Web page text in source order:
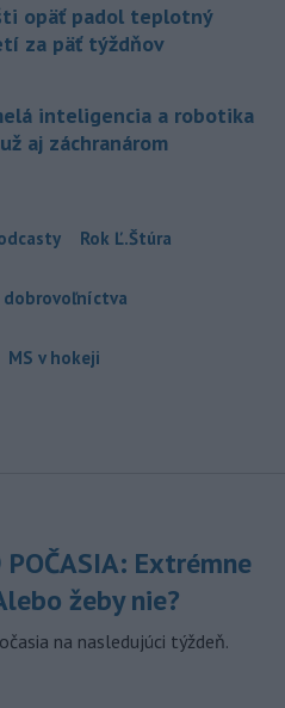
opäť padol teplotný
za päť týždňov
inteligencia a robotika
aj záchranárom
Rok Ľ.Štúra
dobrovoľníctva
MS v hokeji
POČASIA: Extrémne
žeby nie?
na nasledujúci týždeň.